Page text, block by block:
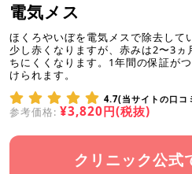
電気メス
ほくろやいぼを電気メスで除去して
少し赤くなりますが、赤みは2〜3
ちにくくなります。1年間の保証が
けられます。
4.7(当サイトの口コ
参考価格: ¥3,820円(税抜)
クリニック公式